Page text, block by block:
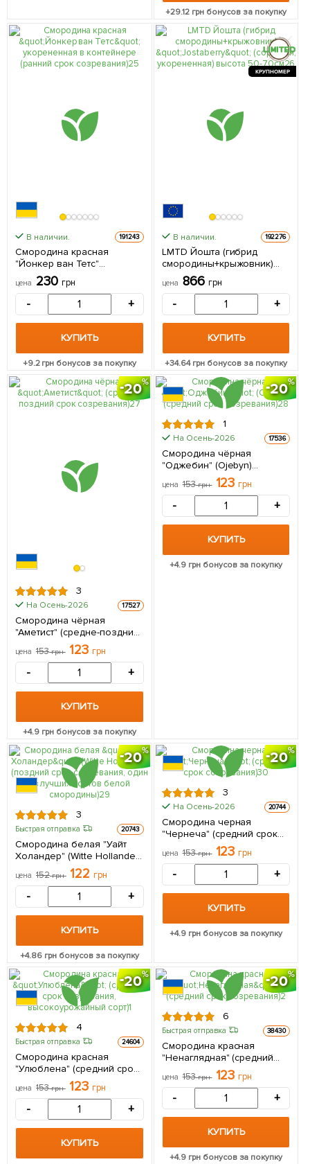
+29.12 грн бонусов за покупку
В наличии. 191243
Смородина красная
"Йонкер ван Тетс"
укорененная в контейнере
(ранний срок созревания) 1
саженец в упаковке
цена 230 грн
- +
КУПИТЬ
+9.2грн бонусов за покупку
КРУПНОМЕР
В наличии. 192276
LMTD Йошта (гибрид
смородины+крыжовник)
"Jostaberry" (сортовая,
укорененная) высота 50-
саженец в упаковке
цена 866 грн
- +
КУПИТЬ
+34.64грн бонусов за покупку
20
3
На Осень-2026 17527
Смородина чёрная
"Аметист" (средне-поздний
срок созревания) 1
саженец в упаковке
цена 153грн 123 грн
- +
КУПИТЬ
+4.9 грн бонусов за покупку
20
1
На Осень-2026 17536
Смородина чёрная
"Оджебин" (Ojebyn)
(средний срок созревания)
1 саженец в упаковке
цена 153грн 123 грн
- +
КУПИТЬ
+4.9грн бонусов за покупку
20
3
Быстрая отправка 20743
Смородина белая "Уайт
Холандер" (Witte Hollander)
(поздний срок созревания,
один из лучших сортов
белой смородины) 1
саженец в упаковке
цена 152грн 122 грн
- +
КУПИТЬ
+4.86 грн бонусов за покупку
20
3
На Осень-2026 20744
Смородина черная
"Чернеча" (средний срок
созревания) 1 саженец в
упаковке
цена 153грн 123 грн
- +
КУПИТЬ
+4.9грн бонусов за покупку
20
4
Быстрая отправка 24604
Смородина красная
"Улюблена" (средний срок
созревания,
высокоурожайный сорт) 1
саженец в упаковке
цена 153грн 123 грн
- +
КУПИТЬ
20
6
Быстрая отправка 38430
Смородина красная
"Ненаглядная" (средний
срок созревания) 1
саженец в упаковке
цена 153грн 123 грн
- +
КУПИТЬ
+4.9грн бонусов за покупку